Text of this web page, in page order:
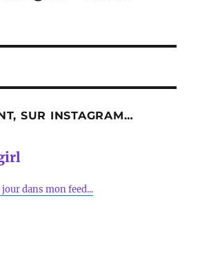
SUR INSTAGRAM…
dans mon feed...